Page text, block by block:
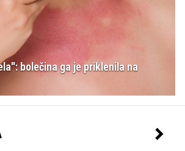
bolečina ga je priklenila na